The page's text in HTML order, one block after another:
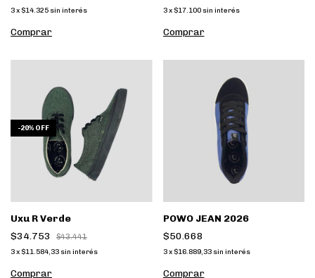
3x $14.325 sin interés
Comprar
3 x $17.100 sin interés
Comprar
-20% OFF
Uxu R Verde
$34.753
$43.441
3x $11.584,33 sin interés
Comprar
POWO JEAN 2026
$50.668
3 x $16.889,33 sin interés
Comprar